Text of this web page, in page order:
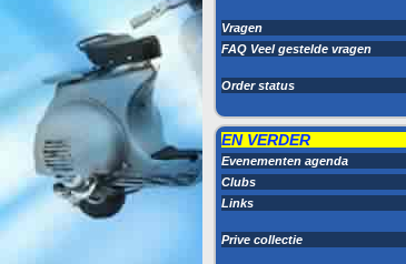
Vragen
FAQ Veel gestelde vragen
Order status
EN VERDER
Evenementen agenda
Clubs
Links
Prive collectie